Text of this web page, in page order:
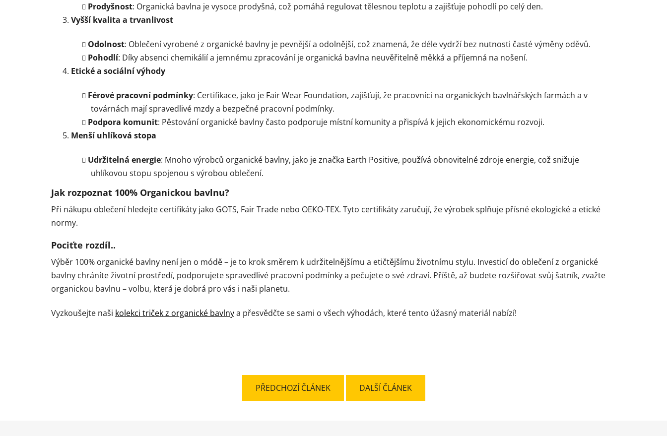
Prodyšnost: Organická bavlna je vysoce prodyšná, což pomáhá regulovat tělesnou teplotu a zajišťuje pohodlí po celý den.
Vyšší kvalita a trvanlivost
Odolnost: Oblečení vyrobené z organické bavlny je pevnější a odolnější, což znamená, že déle vydrží bez nutnosti časté výměny oděvů.
Pohodlí: Díky absenci chemikálií a jemnému zpracování je organická bavlna neuvěřitelně měkká a příjemná na nošení.
Etické a sociální výhody
Férové pracovní podmínky: Certifikace, jako je Fair Wear Foundation, zajišťují, že pracovníci na organických bavlnářských farmách a v
továrnách mají spravedlivé mzdy a bezpečné pracovní podmínky.
Podpora komunit: Pěstování organické bavlny často podporuje místní komunity a přispívá k jejich ekonomickému rozvoji.
Menší uhlíková stopa
Udržitelná energie: Mnoho výrobců organické bavlny, jako je značka Earth Positive, používá obnovitelné zdroje energie, což snižuje
uhlíkovou stopu spojenou s výrobou oblečení.
Jak rozpoznat 100% Organickou bavlnu?
Při nákupu oblečení hledejte certifikáty jako GOTS, Fair Trade nebo OEKO-TEX. Tyto certifikáty zaručují, že výrobek splňuje přísné ekologické a etické
normy.
Pociťte rozdíl..
Výběr 100% organické bavlny není jen o módě – je to krok směrem k udržitelnějšímu a etičtějšímu životnímu stylu. Investicí do oblečení z organické
bavlny chráníte životní prostředí, podporujete spravedlivé pracovní podmínky a pečujete o své zdraví. Příště, až budete rozšiřovat svůj šatník, zvažte
organickou bavlnu – volbu, která je dobrá pro vás i naši planetu.
Vyzkoušejte naši kolekci triček z organické bavlnya přesvědčte se sami o všech výhodách, které tento úžasný materiál nabízí!
PŘEDCHOZÍ ČLÁNEK DALŠÍ ČLÁNEK